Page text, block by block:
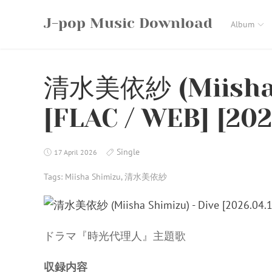
J-pop Music Download Album
清水美依紗
[FLAC / WEB]
17 April 2026 Single
Tags: Miisha Shimizu,清水美依紗
ドラマ『時光代理人』主題歌
収録内容